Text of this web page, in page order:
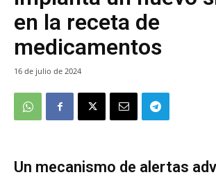
en la receta de
medicamentos
16 de julio de 2024
Un mecanismo de alertas